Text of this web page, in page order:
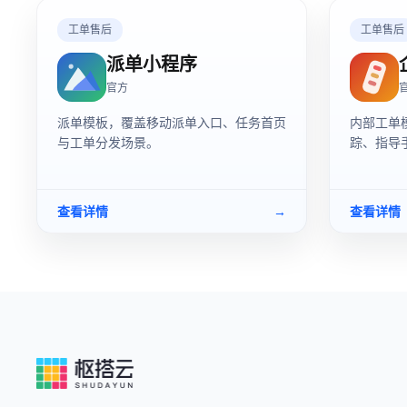
工单售后
派单小程序
官方
派单模板，覆盖移动派单入口、任务首页
与工单分发场景。
查看详情 →
工单售后
内部工单
踪、指导
查看详情